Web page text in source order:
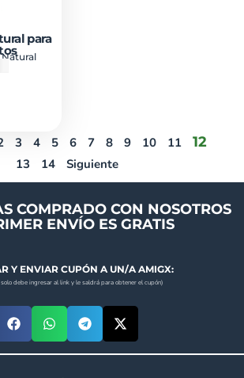
para
Natural
3 4 5 6 7 8 9 10 11 12
13 14 Siguiente
COMPRADO CON NOSOTROS
ENVÍO ES GRATIS
Y ENVIAR CUPÓN A UN/A AMIGX:
debe ingresar al link y le saldrá para obtener el cupón)